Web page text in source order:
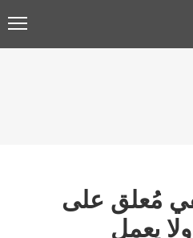
مُعلق على